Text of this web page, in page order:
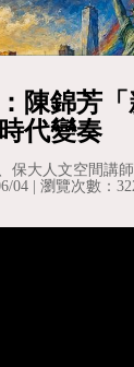
陳錦芳「
代變奏
保大人文空間講
04 | 瀏覽次數：